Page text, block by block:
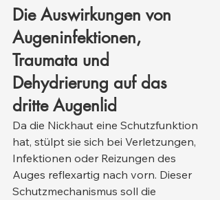
Die Auswirkungen von
Augeninfektionen,
Traumata und
Dehydrierung auf das
dritte Augenlid
Da die Nickhaut eine Schutzfunktion
hat, stülpt sie sich bei Verletzungen,
Infektionen oder Reizungen des
Auges reflexartig nach vorn. Dieser
Schutzmechanismus soll die